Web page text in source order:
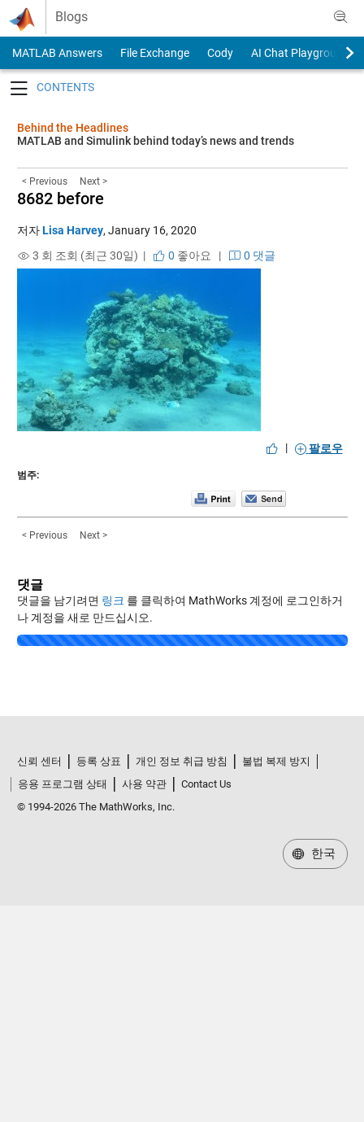
Skip to content
Blogs
MATLAB Answers File Exchange Cody
AI Chat Playground
Behind the Headlines
MATLAB and Simulink behind today’s news and trends
< Previous Next >
8682 before
저자Lisa Harvey, January 16, 2020
3 회 조회 (최근 30일) |
0 좋아요 | 0 댓글
| 팔로우
범주:
< Previous Next >
댓글
댓글을 남기려면 링크 를 클릭하여 MathWorks 계정에 로그인하거
나 계정을 새로 만드십시오.
Loading...
신뢰 센터 등록 상표 개인 정보 취급 방침
불법 복제 방지
응용 프로그램 상태
사용 약관
Contact Us
© 1994-2026 The MathWorks, Inc.
한국